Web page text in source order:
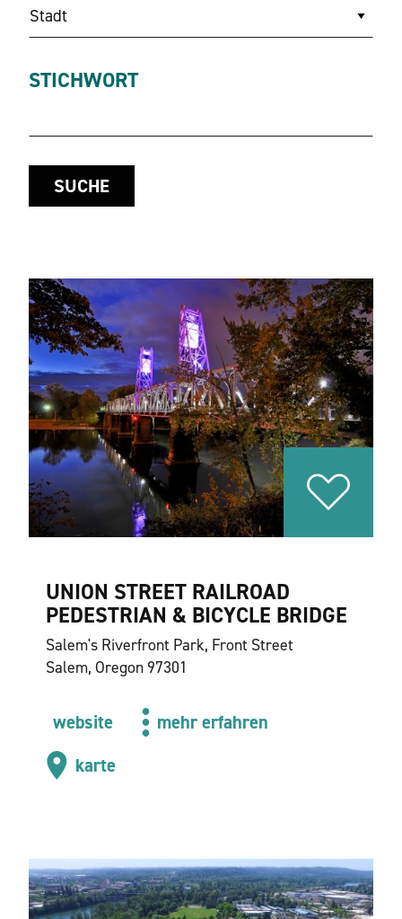
Stadt
STICHWORT
SUCHE
UNION STREET RAILROAD
PEDESTRIAN & BICYCLE BRIDGE
Salem's Riverfront Park, Front Street
Salem, Oregon 97301
website
mehr erfahren
karte